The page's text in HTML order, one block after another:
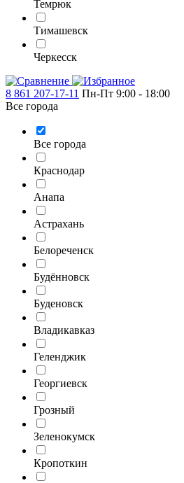
Темрюк
Тимашевск
Черкесск
8 861 207-17-11 Пн-Пт 9:00 - 18:00
Все города
Все города
Краснодар
Анапа
Астрахань
Белореченск
Будённовск
Буденовск
Владикавказ
Геленджик
Георгиевск
Грозный
Зеленокумск
Кропоткин